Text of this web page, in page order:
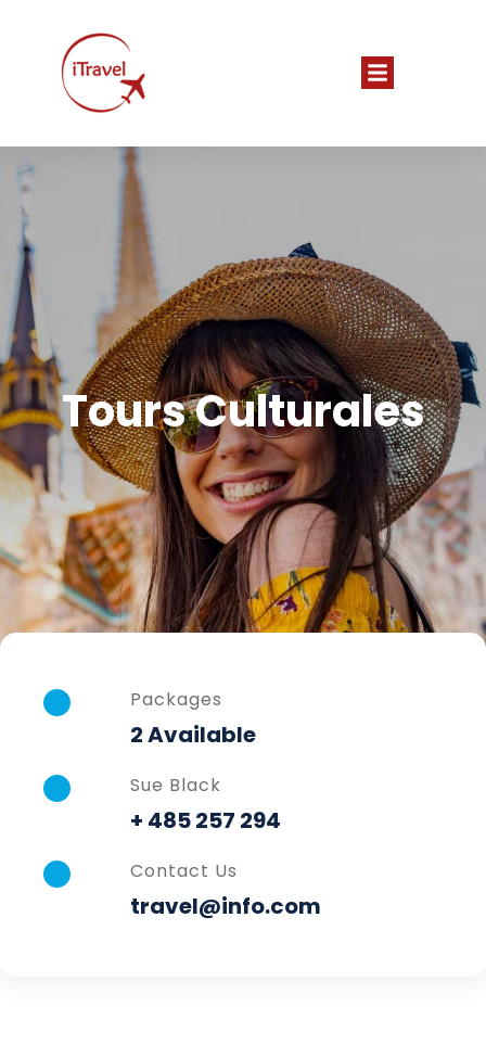
Tours Culturales
Packages
2 Available
Sue Black
+ 485 257 294
Contact Us
travel@info.com